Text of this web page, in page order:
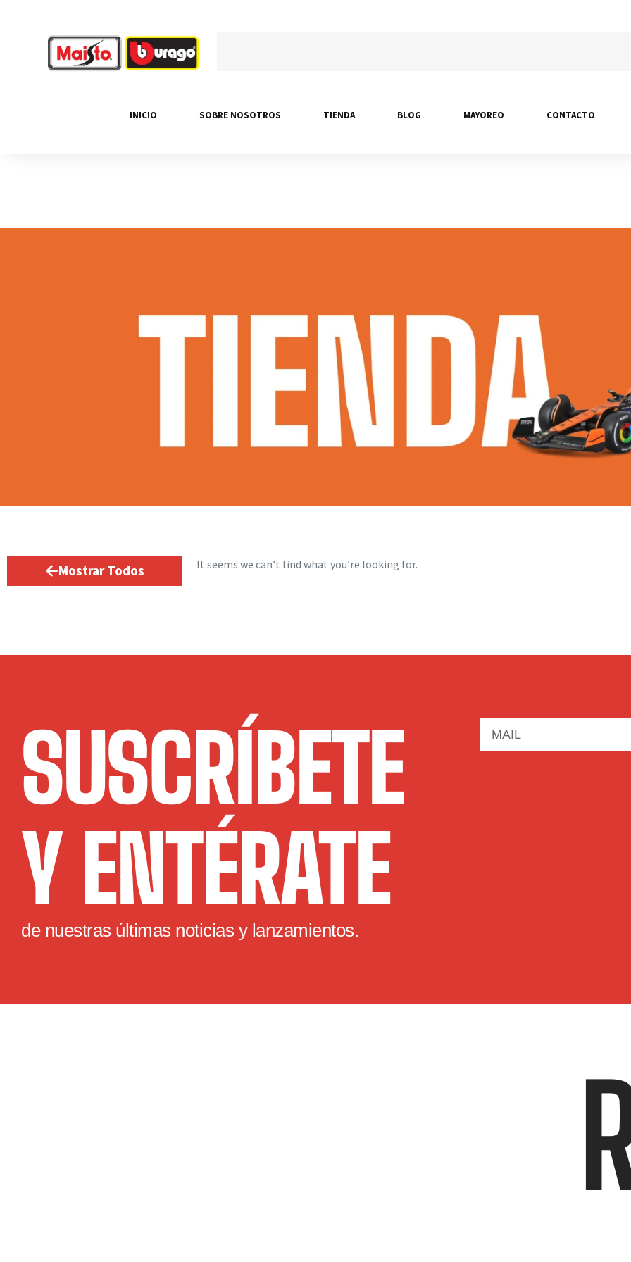
INICIO SOBRE NOSOTROS TIENDA BLOG MAYOREO CONTACTO
Mostrar Todos It seems we can’t find what you’re looking for.
SUSCRÍBETE
Y ENTÉRATE
de nuestras últimas noticias y lanzamientos.